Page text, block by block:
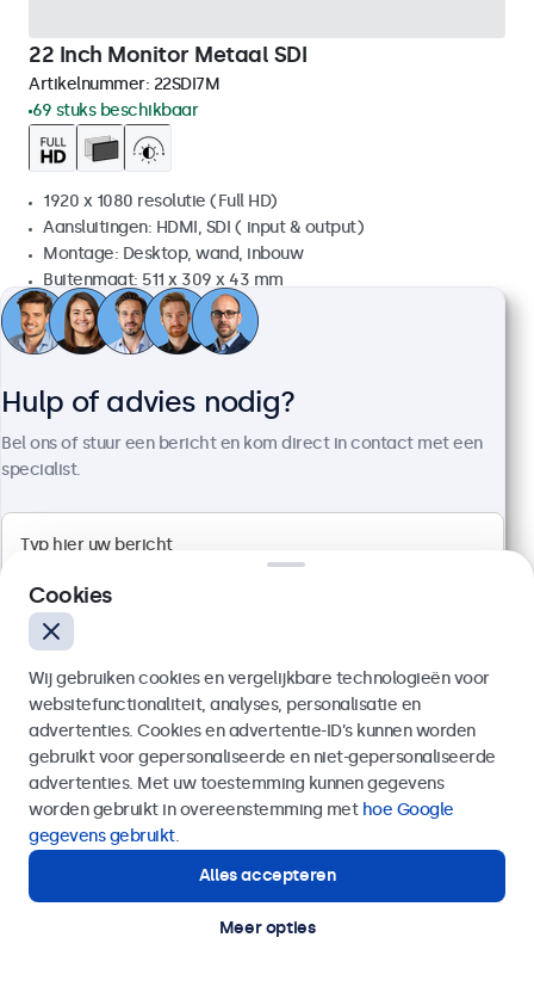
22 Inch Monitor Metaal SDI
Artikelnummer: 22SDI7M
69 stuks beschikbaar
1920 x 1080 resolutie (Full HD)
Aansluitingen: HDMI, SDI ( input & output)
Montage: Desktop, wand, inbouw
Buitenmaat: 511 x 309 x 43 mm
€ 799,00
€ 966,79 incl. btw
Bekijken
24 Inch Monitor Metaal
Artikelnummer:24HD7M
100+ stuks beschikbaar
1920 x 1080 resolutie (Full HD)
Hulp of advies nodig?
Bel ons of stuur een bericht en kom direct in contact met een
specialist.
Verzenden
Of bel ons op
Hulp of advies nodig?
Direct contact met een specialist.
Cookies
Wij gebruiken cookies en vergelijkbare technologieën voor
websitefunctionaliteit, analyses, personalisatie en
advertenties. Cookies en advertentie-ID’s kunnen worden
gebruikt voor gepersonaliseerde en niet-gepersonaliseerde
advertenties. Met uw toestemming kunnen gegevens
worden gebruikt in overeenstemming met hoe Google
gegevens gebruikt.
Alles accepteren
Meer opties